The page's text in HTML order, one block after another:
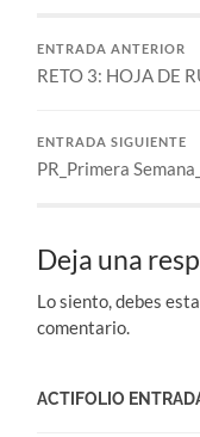
ENTRADA ANTERIOR
RETO 3: HOJA DE
ENTRADA SIGUIENTE
PR_Primera
Deja una
Lo siento, debes
comentario.
ACTIFOLIO